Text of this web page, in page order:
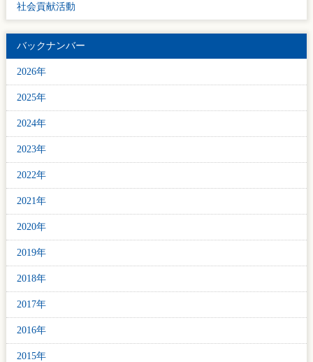
社会貢献活動
バックナンバー
2026年
2025年
2024年
2023年
2022年
2021年
2020年
2019年
2018年
2017年
2016年
2015年